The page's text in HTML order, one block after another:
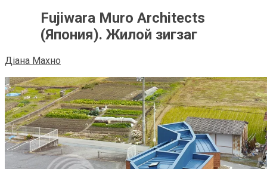
Fujiwara Muro Architects
(Япония). Жилой зигзаг
Діана Махно